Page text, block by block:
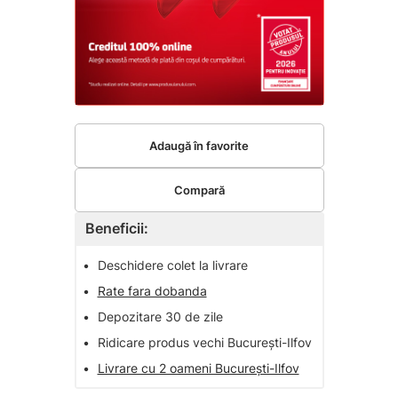
Beneficii:
•
Deschidere colet la livrare
•
Rate fara dobanda
•
Depozitare 30 de zile
•
Ridicare produs vechi București-Ilfov
•
Livrare cu 2 oameni București-Ilfov
Adaugă în favorite
Compară